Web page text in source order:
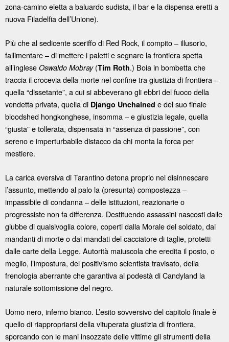
zona-camino eletta a baluardo sudista, il bar e la dispensa eretti a
nuova Filadelfia dell’Unione).
Più che al sedicente sceriffo di Red Rock, il compito – illusorio,
fallimentare – di mettere i paletti e segnare la frontiera spetta
all’inglese Oswaldo Mobray(Tim Roth.) Boia in bombetta che
traccia il crocevia della morte nel confine tra giustizia di frontiera –
quella “dissetante”, a cui si abbeverano gli ebbri del fuoco della
vendetta privata, quella di Django Unchained e del suo finale
bloodshed hongkonghese, insomma – e giustizia legale, quella
“giusta” e tollerata, dispensata in “assenza di passione”, con
sereno e imperturbabile distacco da chi monta la forca per
mestiere.
La carica eversiva di Tarantino detona proprio nel disinnescare
l’assunto, mettendo al palo la (presunta) compostezza –
impassibile di condanna – delle istituzioni, reazionarie o
progressiste non fa differenza. Destituendo assassini nascosti dalle
giubbe di qualsivoglia colore, coperti dalla Morale del soldato, dai
mandanti di morte o dai mandati del cacciatore di taglie, protetti
dalle carte della Legge. Autorità maiuscola che eredita il posto, o
meglio, l’impostura, del positivismo scientista travisato, della
frenologia aberrante che garantiva al podestà di Candyland la
naturale sottomissione del negro.
Uomo nero, inferno bianco. L’esito sovversivo del capitolo finale è
quello di riappropriarsi della vituperata giustizia di frontiera,
sporcando con le mani insozzate delle vittime gli strumenti della